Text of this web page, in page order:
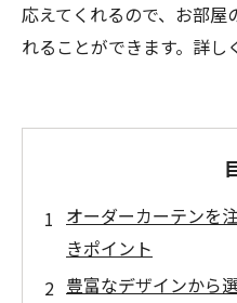
応えてくれるので、お部
れることができます。詳し
オーダーカーテンを
きポイント
豊富なデザインから